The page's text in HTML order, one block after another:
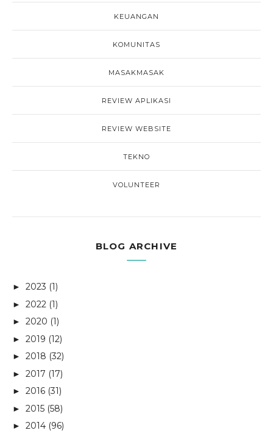
KEUANGAN
KOMUNITAS
MASAKMASAK
REVIEW APLIKASI
REVIEW WEBSITE
TEKNO
VOLUNTEER
BLOG ARCHIVE
► 2023 (1)
► 2022 (1)
► 2020 (1)
► 2019 (12)
► 2018 (32)
► 2017 (17)
► 2016 (31)
► 2015 (58)
► 2014 (96)